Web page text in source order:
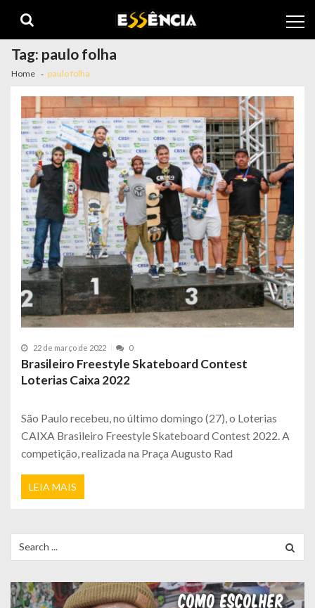
navigation
content
Tag: paulo folha
Home paulo folha
22 de março de 2022 0
Brasileiro Freestyle Skateboard Contest
Loterias Caixa 2022
São Paulo recebeu, no último domingo (27), o Loterias
CAIXA Brasileiro Freestyle Skateboard Contest 2022. A
competição, realizada na Praça Augusto Rad
LEIA MAIS
for: